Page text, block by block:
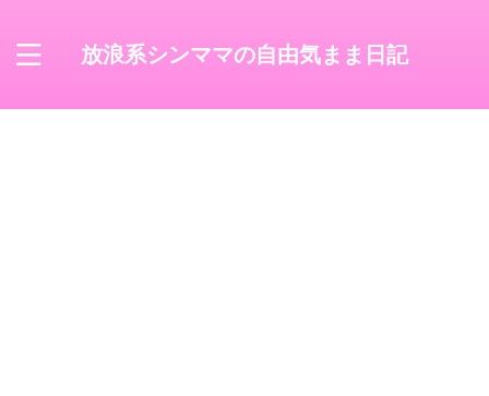
放浪系シンママの自由気まま日記